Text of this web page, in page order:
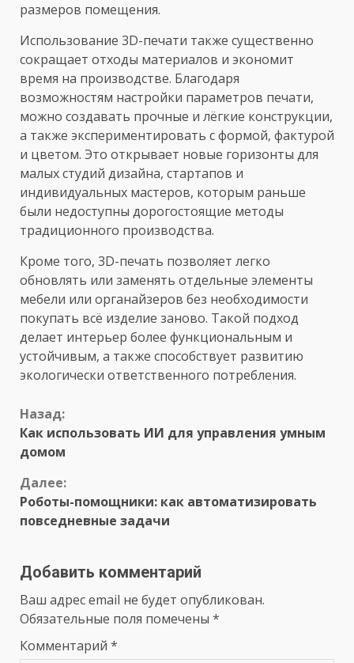
размеров помещения.
Использование 3D-печати также существенно
сокращает отходы материалов и экономит
время на производстве. Благодаря
возможностям настройки параметров печати,
можно создавать прочные и лёгкие конструкции,
а также экспериментировать с формой, фактурой
и цветом. Это открывает новые горизонты для
малых студий дизайна, стартапов и
индивидуальных мастеров, которым раньше
были недоступны дорогостоящие методы
традиционного производства.
Кроме того, 3D-печать позволяет легко
обновлять или заменять отдельные элементы
мебели или органайзеров без необходимости
покупать всё изделие заново. Такой подход
делает интерьер более функциональным и
устойчивым, а также способствует развитию
экологически ответственного потребления.
Продолжить
чтение
Назад:
Как использовать ИИ для управления умным
домом
Далее:
Роботы-помощники: как автоматизировать
повседневные задачи
Добавить комментарий
Ваш адрес email не будет опубликован.
Обязательные поля помечены *
Комментарий *